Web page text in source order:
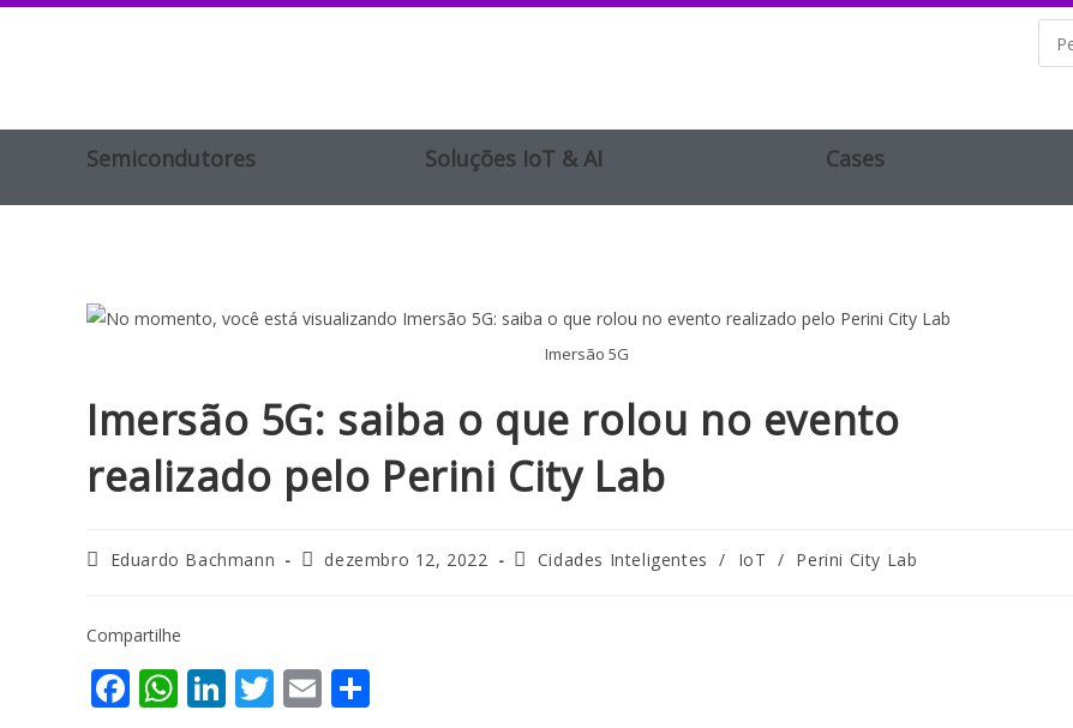
Semicondutores Soluções IoT & AI Cases
Imersão 5G
Imersão 5G: saiba o que rolou no evento
realizado pelo Perini City Lab
Eduardo Bachmann dezembro 12, 2022 Cidades Inteligentes / IoT / Perini City Lab
Compartilhe
F W Li T E